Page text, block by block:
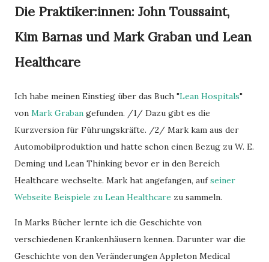
Die Praktiker:innen: John Toussaint,
Kim Barnas und Mark Graban und Lean
Healthcare
Ich habe meinen Einstieg über das Buch "Lean Hospitals"
von Mark Graban gefunden. /1/ Dazu gibt es die
Kurzversion für Führungskräfte. /2/ Mark kam aus der
Automobilproduktion und hatte schon einen Bezug zu W. E.
Deming und Lean Thinking bevor er in den Bereich
Healthcare wechselte. Mark hat angefangen, aufseiner
Webseite Beispiele zu Lean Healthcare zu sammeln.
In Marks Bücher lernte ich die Geschichte von
verschiedenen Krankenhäusern kennen. Darunter war die
Geschichte von den Veränderungen Appleton Medical